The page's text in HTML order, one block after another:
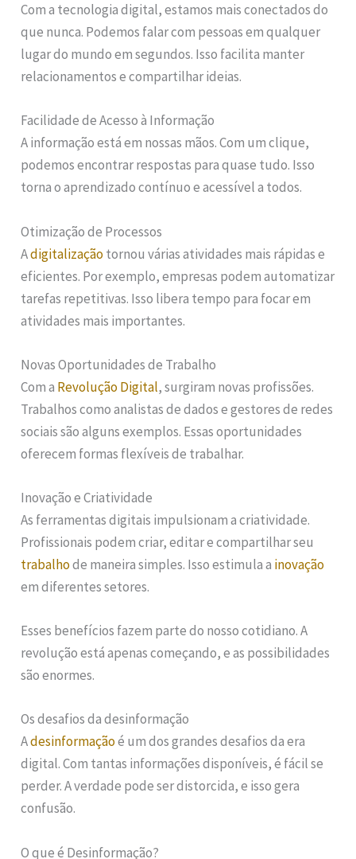
Com a tecnologia digital, estamos mais conectados do
que nunca. Podemos falar com pessoas em qualquer
lugar do mundo em segundos. Isso facilita manter
relacionamentos e compartilhar ideias.
Facilidade de Acesso à Informação
A informação está em nossas mãos. Com um clique,
podemos encontrar respostas para quase tudo. Isso
torna o aprendizado contínuo e acessível a todos.
Otimização de Processos
Adigitalizaçãotornou várias atividades mais rápidas e
eficientes. Por exemplo, empresas podem automatizar
tarefas repetitivas. Isso libera tempo para focar em
atividades mais importantes.
Novas Oportunidades de Trabalho
Com a Revolução Digital, surgiram novas profissões.
Trabalhos como analistas de dados e gestores de redes
sociais são alguns exemplos. Essas oportunidades
oferecem formas flexíveis de trabalhar.
Inovação e Criatividade
As ferramentas digitais impulsionam a criatividade.
Profissionais podem criar, editar e compartilhar seu
trabalhode maneira simples. Isso estimula a inovação
em diferentes setores.
Esses benefícios fazem parte do nosso cotidiano. A
revolução está apenas começando, e as possibilidades
são enormes.
Os desafios da desinformação
Adesinformaçãoé um dos grandes desafios da era
digital. Com tantas informações disponíveis, é fácil se
perder. A verdade pode ser distorcida, e isso gera
confusão.
O que é Desinformação?